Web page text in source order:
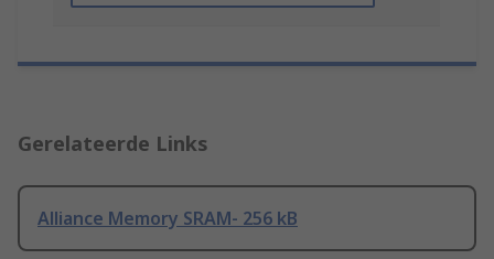
Gerelateerde Links
Alliance Memory SRAM- 256 kB